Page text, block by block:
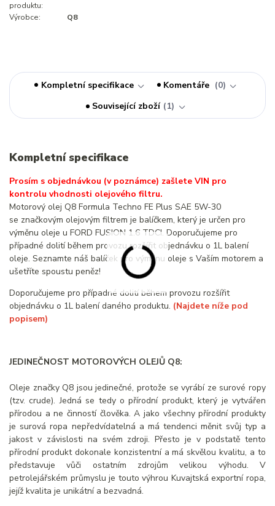
produktu:
Výrobce: Q8
Kompletní specifikace Komentáře
0
Související zboží
1
Kompletní specifikace
Prosím s objednávkou (v poznámce) zašlete VIN pro
kontrolu vhodnosti olejového filtru.
Motorový olej Q8 Formula Techno FE Plus SAE 5W-30
se značkovým olejovým filtrem je balíčkem, který je určen pro
výměnu oleje u FORD FUSION 1.6 TDCI. Doporučujeme pro
případné dolití během provozu rozšířit objednávku o 1L balení
oleje. Seznamte náš balíček pro výměnu oleje s Vaším motorem a
ušetříte spoustu peněz!
Doporučujeme pro případné dolití během provozu rozšířit
objednávku o 1L balení daného produktu. (Najdete níže pod
popisem)
JEDINEČNOST MOTOROVÝCH OLEJŮ Q8:
Oleje značky Q8 jsou jedinečné, protože se vyrábí ze surové ropy
(tzv. crude). Jedná se tedy o přírodní produkt, který je vytvářen
přírodou a ne činností člověka. A jako všechny přírodní produkty
je surová ropa nepředvídatelná a má tendenci měnit svůj typ a
jakost v závislosti na svém zdroji. Přesto je v podstatě tento
přírodní produkt dokonale konzistentní a má skvělou kvalitu, a to
představuje vůči ostatním zdrojům velikou výhodu. V
petrolejářském průmyslu je touto výhrou Kuvajtská exportní ropa,
jejíž kvalita je unikátní a bezvadná.